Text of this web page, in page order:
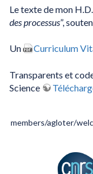
Le texte de mon
des processus”,
Un Curriculum
Transparents et
Science
members/agloter/